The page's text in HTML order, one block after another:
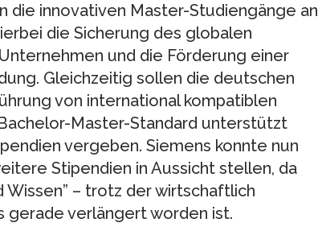
die innovativen Master-Studiengänge an
die Sicherung des globalen
und die Förderung einer
Gleichzeitig sollen die deutschen
von international kompatiblen
Master-Standard unterstützt
vergeben. Siemens konnte nun
Stipendien in Aussicht stellen, da
Wissen” – trotz der wirtschaftlich
gerade verlängert worden ist.